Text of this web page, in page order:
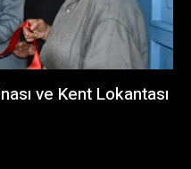
ve Kent Lokantası